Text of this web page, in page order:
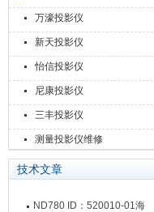
万濠投影仪
新天投影仪
怡信投影仪
尼康投影仪
三丰投影仪
测量投影仪维修
技术文章
ND780 ID：520010-01海